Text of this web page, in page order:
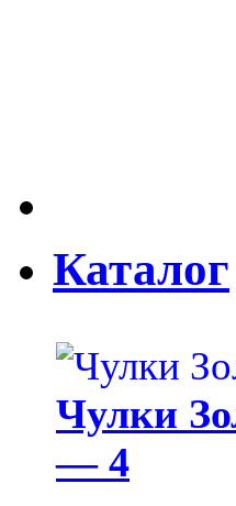
Каталог
Чулки
— 4